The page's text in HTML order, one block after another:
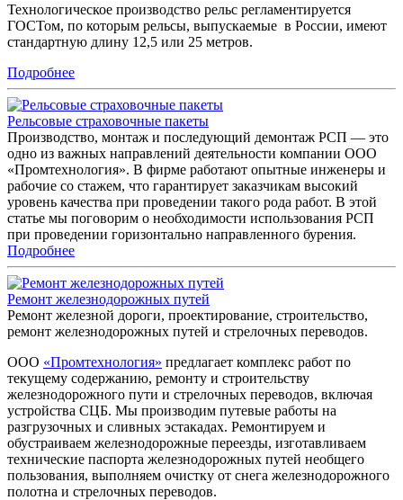
Технологическое производство рельс регламентируется
ГОСТом, по которым рельсы, выпускаемые в России, имеют
стандартную длину 12,5 или 25 метров.
Подробнее
Рельсовые страховочные пакеты
Производство, монтаж и последующий демонтаж РСП — это
одно из важных направлений деятельности компании ООО
«Промтехнология». В фирме работают опытные инженеры и
рабочие со стажем, что гарантирует заказчикам высокий
уровень качества при проведении такого рода работ. В этой
статье мы поговорим о необходимости использования РСП
при проведении горизонтально направленного бурения.
Подробнее
Ремонт железнодорожных путей
Ремонт железной дороги, проектирование, строительство,
ремонт железнодорожных путей и стрелочных переводов.
ООО «Промтехнология» предлагает комплекс работ по
текущему содержанию, ремонту и строительству
железнодорожного пути и стрелочных переводов, включая
устройства СЦБ. Мы производим путевые работы на
разгрузочных и сливных эстакадах. Ремонтируем и
обустраиваем железнодорожные переезды, изготавливаем
технические паспорта железнодорожных путей необщего
пользования, выполняем очистку от снега железнодорожного
полотна и стрелочных переводов.